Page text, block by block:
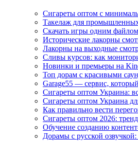
Сигареты оптом с
Такелаж для
Скачать игры одним файлом
Исторические лакорны
Лакорны на выходные
Сливы курсов: как
Новинки и премьеры на
Топ дорам с красивыми
Garage55 — сервис,
Сигареты оптом Украина:
Сигареты оптом Украина
Как правильно вести
Сигареты оптом 2026:
Обучение созданию
Дорамы с русской